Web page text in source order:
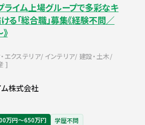
ライム上場グループで多彩なキ
る「総合職」募集《経験不問／
エクステリア インテリア 建設・土木
ム株式会社
万円〜650万円
学歴不問